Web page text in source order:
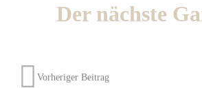
Der nächste
Vorheriger Beitrag